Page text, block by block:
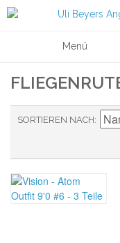
Menü
SORTIEREN NACH